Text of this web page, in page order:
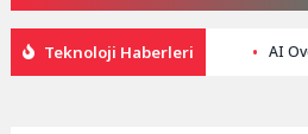
Teknoloji Haberleri AI